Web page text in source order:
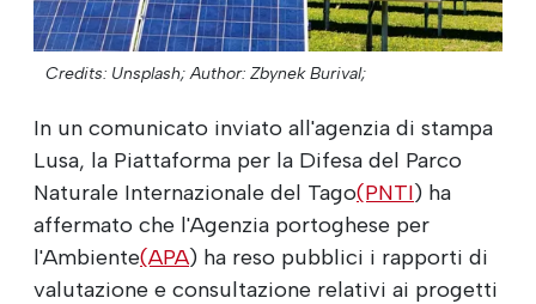
Credits: Unsplash; Author: Zbynek Burival;
In un comunicato inviato all'agenzia di stampa
Lusa, la Piattaforma per la Difesa del Parco
Naturale Internazionale del Tago(PNTI) ha
affermato che l'Agenzia portoghese per
l'Ambiente(APA) ha reso pubblici i rapporti di
valutazione e consultazione relativi ai progetti